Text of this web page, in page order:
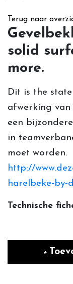
Terug naar
solid
more.
Dit is the
afwerking
een
in
moet worden.
http://
harelbeke-
Technische